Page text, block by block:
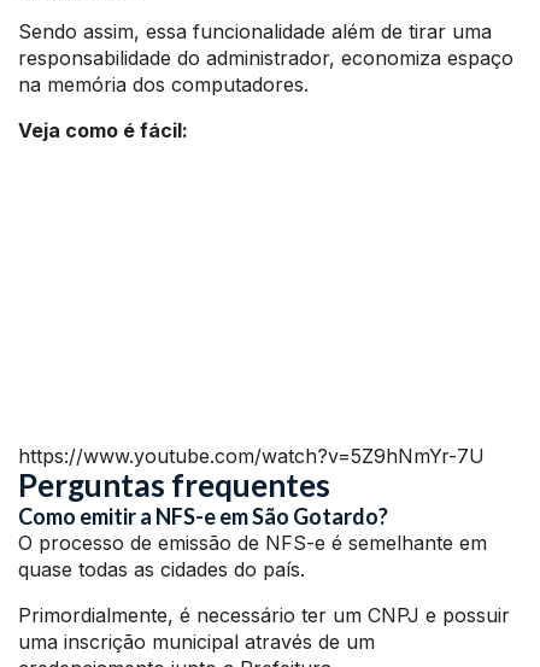
Sendo assim, essa funcionalidade além de tirar uma
responsabilidade do administrador, economiza espaço
na memória dos computadores.
Veja como é fácil:
https://www.youtube.com/watch?v=5Z9hNmYr-7U
Perguntas frequentes
Como emitir a NFS-e em São Gotardo?
O processo de emissão de NFS-e é semelhante em
quase todas as cidades do país.
Primordialmente, é necessário ter um CNPJ e possuir
uma inscrição municipal através de um